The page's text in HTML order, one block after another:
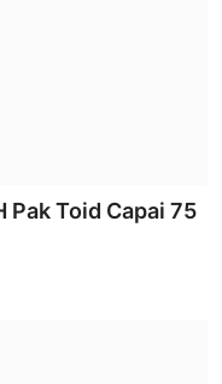
Pak Toid Capai 75